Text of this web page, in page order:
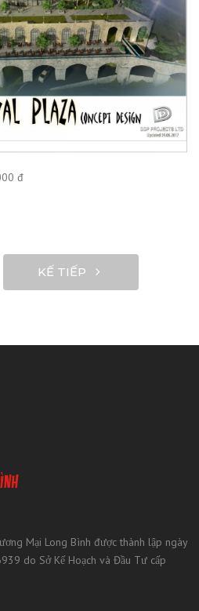
đ
KẾ TIẾP
Mại Long Bình được thành lập ngày
do Sở Kế Hoạch và Đầu Tư cấp